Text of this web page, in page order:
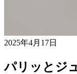
2025年4月17日
パリッとジ